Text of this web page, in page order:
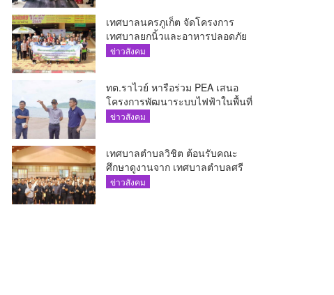
เทศบาลนครภูเก็ต จัดโครงการ
เทศบาลยกนิ้วและอาหารปลอดภัย
เพื่อสุขอนามัยผู้บริโภค
ข่าวสังคม
ทต.ราไวย์ หารือร่วม PEA เสนอ
โครงการพัฒนาระบบไฟฟ้าในพื้นที่
เกาะโหลน
ข่าวสังคม
เทศบาลตำบลวิชิต ต้อนรับคณะ
ศึกษาดูงานจาก เทศบาลตำบลศรี
สุนทร
ข่าวสังคม